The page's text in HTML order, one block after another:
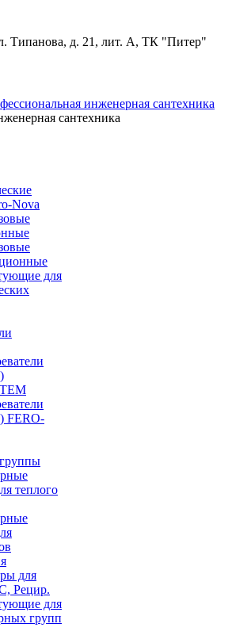
Типанова, д. 21, лит. А, ТК "Питер"
сантехника
Nova
для
FERO-
теплого
для
Рецир.
для
групп